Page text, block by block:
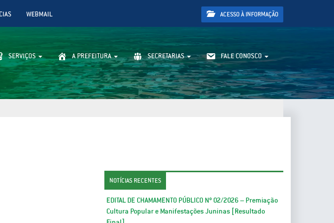
WEBMAIL ACESSO À INFORMAÇÃO
SERVIÇOS A PREFEITURA SECRETARIAS FALE CONOSCO
NOTÍCIAS RECENTES
EDITAL DE CHAMAMENTO PÚBLICO Nº 02/2026 – Premiação
Cultura Popular e Manifestações Juninas [Resultado